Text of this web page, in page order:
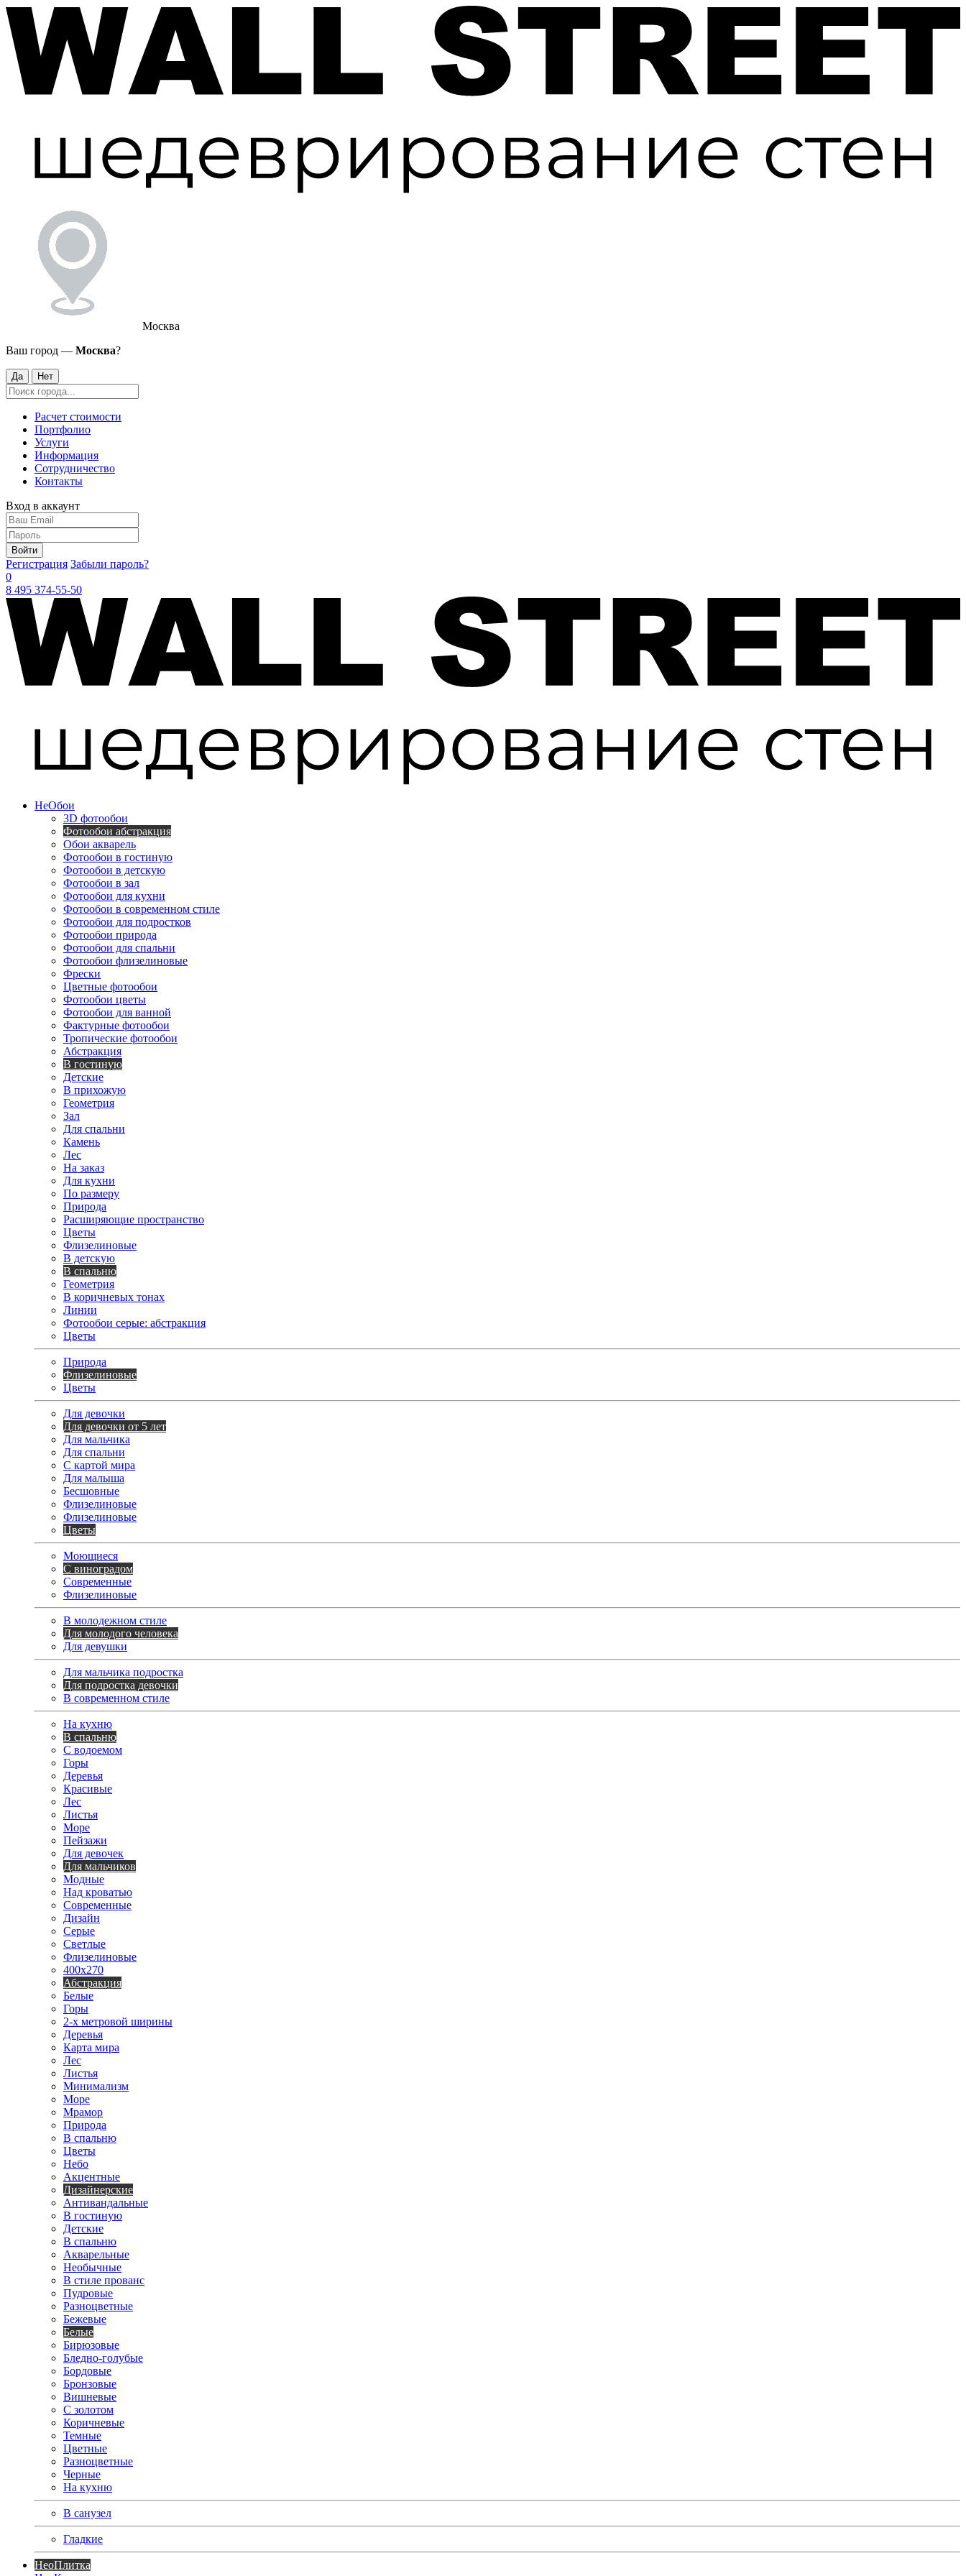
Москва
Ваш город — Москва?
Да Нет
Расчет стоимости
Портфолио
Услуги
Информация
Сотрудничество
Контакты
Вход в аккаунт
Войти
Регистрация Забыли пароль?
0
8 495 374-55-50
НеОбои
3D фотообои
Фотообои абстракция
Обои акварель
Фотообои в гостиную
Фотообои в детскую
Фотообои в зал
Фотообои для кухни
Фотообои в современном стиле
Фотообои для подростков
Фотообои природа
Фотообои для спальни
Фотообои флизелиновые
Фрески
Цветные фотообои
Фотообои цветы
Фотообои для ванной
Фактурные фотообои
Тропические фотообои
Абстракция
В гостиную
Детские
В прихожую
Геометрия
Зал
Для спальни
Камень
Лес
На заказ
Для кухни
По размеру
Природа
Расширяющие пространство
Цветы
Флизелиновые
В детскую
В спальню
Геометрия
В коричневых тонах
Линии
Фотообои серые: абстракция
Цветы
Природа
Флизелиновые
Цветы
Для девочки
Для девочки от 5 лет
Для мальчика
Для спальни
С картой мира
Для малыша
Бесшовные
Флизелиновые
Флизелиновые
Цветы
Моющиеся
С виноградом
Современные
Флизелиновые
В молодежном стиле
Для молодого человека
Для девушки
Для мальчика подростка
Для подростка девочки
В современном стиле
На кухню
В спальню
С водоемом
Горы
Деревья
Красивые
Лес
Листья
Море
Пейзажи
Для девочек
Для мальчиков
Модные
Над кроватью
Современные
Дизайн
Серые
Светлые
Флизелиновые
400х270
Абстракция
Белые
Горы
2-х метровой ширины
Деревья
Карта мира
Лес
Листья
Минимализм
Море
Мрамор
Природа
В спальню
Цветы
Небо
Акцентные
Дизайнерские
Антивандальные
В гостиную
Детские
В спальню
Акварельные
Необычные
В стиле прованс
Пудровые
Разноцветные
Бежевые
Белые
Бирюзовые
Бледно-голубые
Бордовые
Бронзовые
Вишневые
С золотом
Коричневые
Темные
Цветные
Разноцветные
Черные
На кухню
В санузел
Гладкие
НеоПлитка